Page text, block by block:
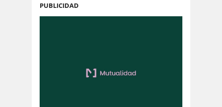
PUBLICIDAD